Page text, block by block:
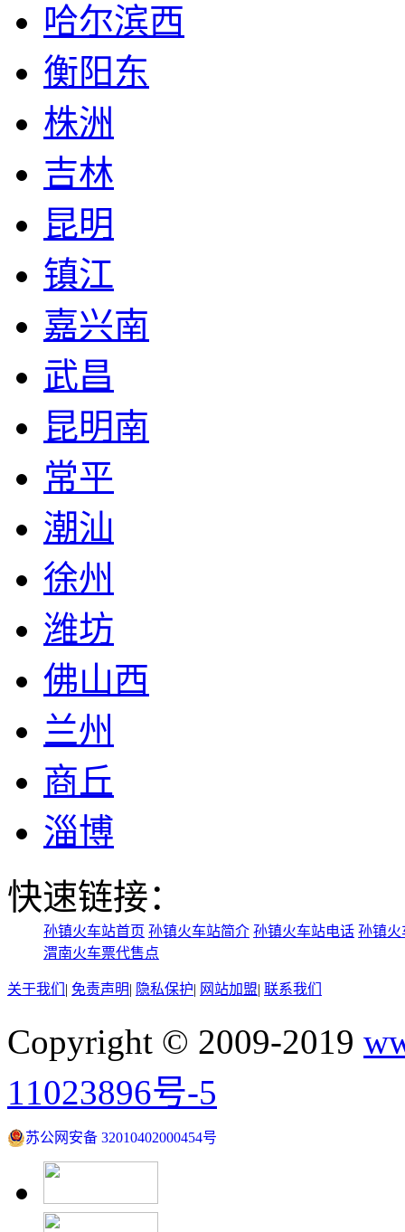
哈尔滨西
衡阳东
株洲
吉林
昆明
镇江
嘉兴南
武昌
昆明南
常平
潮汕
徐州
潍坊
佛山西
兰州
商丘
淄博
快速链接：
孙镇火车站首页 孙镇火车站简介 孙镇火车站电话 孙镇火
渭南火车票代售点
关于我们 | 免责声明| 隐私保护| 网站加盟| 联系我们
Copyright © 2009-2019
11023896号-5
苏公网安备 32010402000454号